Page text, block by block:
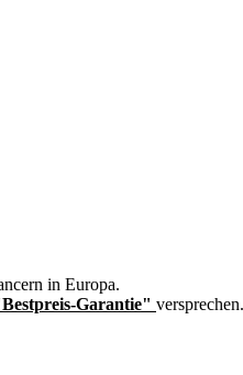
in Europa.
Garantie" versprechen.